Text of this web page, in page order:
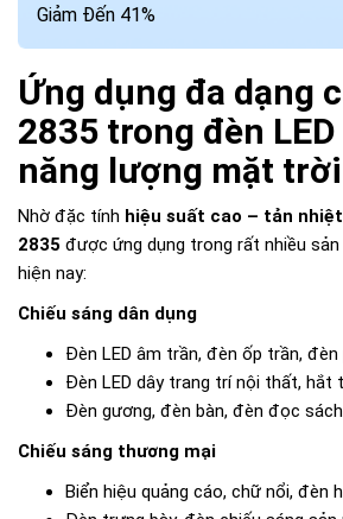
Giảm Đến 41%
Ứng dụng đa dạng
2835 trong đèn
năng lượng mặt trời
Nhờ đặc tính hiệu suất cao – tản
2835 được ứng dụng trong rất nhiều sản
hiện nay:
Chiếu sáng dân dụng
Đèn LED âm trần, đèn ốp trần, đèn
Đèn LED dây trang trí nội thất, hắt
Đèn gương, đèn bàn, đèn đọc
Chiếu sáng thương mại
Biển hiệu quảng cáo, chữ nổi, đèn